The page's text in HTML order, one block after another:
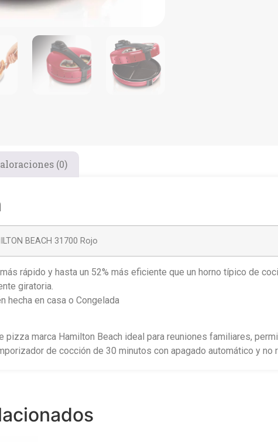
(0)
BEACH 31700 Rojo
rápido y hasta un 52% más eficiente que un horno típico de
giratoria.
hecha en casa o Congelada
pizza marca Hamilton Beach ideal para reuniones familiares,
de cocción de 30 minutos con apagado automático y no